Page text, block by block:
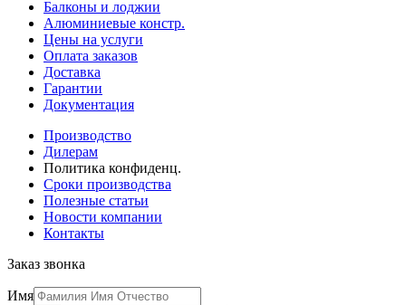
Балконы и лоджии
Алюминиевые констр.
Цены на услуги
Оплата заказов
Доставка
Гарантии
Документация
Производство
Дилерам
Политика конфиденц.
Сроки производства
Полезные статьи
Новости компании
Контакты
Заказ звонка
Имя